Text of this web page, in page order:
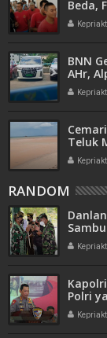
Beda,
BNN
AHr,
Mitra
Teluk
Amdal
RANDOM
Polri